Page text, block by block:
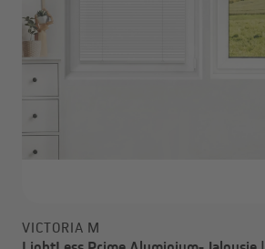
VICTORIA M